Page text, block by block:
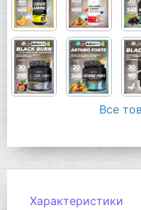
Все
Характеристики